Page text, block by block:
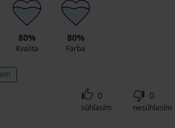
80%
Kvalita
80%
Farba
0
súhlasím
0
nesúhlasím